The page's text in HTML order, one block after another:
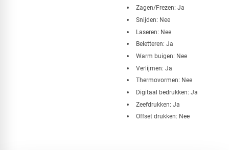
Zagen/Frezen: Ja
Snijden: Nee
Laseren: Nee
Beletteren: Ja
Warm buigen: Nee
Verlijmen: Ja
Thermovormen: Nee
Digitaal bedrukken: Ja
Zeefdrukken: Ja
Offset drukken: Nee